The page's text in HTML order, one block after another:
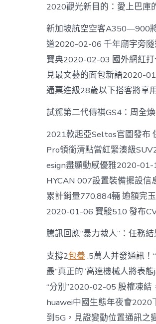
2020觀光新目的：愛上巴庫
新加坡航空空客A350—900
道2020-02-06 千年廟宇旁
寶典2020-02-03 國外網紅
見最文藝的面包新語2020-
通票進級28歲以下搭客將享
試駕第二代傳祺GS4：周全
2021款起亞Seltos官圖發布
Pro領銜清點當紅緊湊級
esign盡顯動感優雅2020-
HYCAN 007設置裝備擺設
累計銷量770,884輛 逾額完
2020-01-06 寶駿510 發布
騰訊回應“暴力裁人”：任務
支撐2包養 .5萬人并發通訊
最“真正的”高達機械人將表
“分別”2020-02-05 股權凍
huawei中國生態年夜會
到5G，見證變動位置通訊